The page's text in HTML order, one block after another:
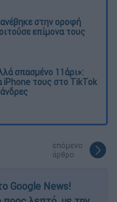
στην οροφή
επίμονα τους
σπασμένο 11άρι»:
iPhone τους στο TikTok
επόμενο
άρθρο
Google News!